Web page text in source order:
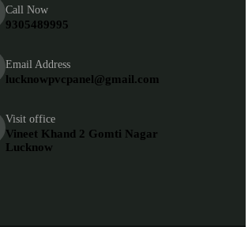
Call Now
9305489995
Email Address
lucknowpvcpanel@gmail.com
Visit office
Vineet Khand 2 Gomti Nagar
Lucknow